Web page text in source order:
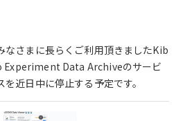
なさまに長らくご利用頂きましたKib
Experiment Data Archiveのサービ
を近日中に停止する予定です。